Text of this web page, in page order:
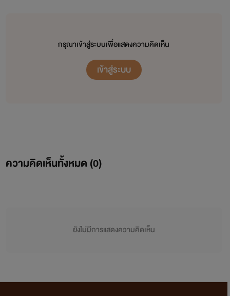
กรุณาเข้าสู่ระบบเพื่อแสดงความคิดเห็น
เข้าสู่ระบบ
ความคิดเห็นทั้งหมด (0)
ยังไม่มีการแสดงความคิดเห็น